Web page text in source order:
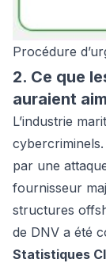
Procédure
2. Ce que
auraient
L’industrie
par une
fournisseur
structures
de DNV a été
Statistiques